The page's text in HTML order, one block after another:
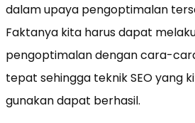
dalam upaya pengoptimalan
Faktanya kita harus dapat
pengoptimalan dengan cara-
tepat sehingga teknik SEO yang
gunakan dapat berhasil.